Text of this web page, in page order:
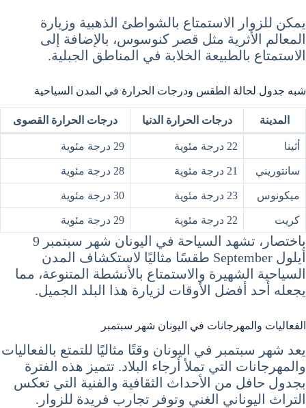
يمكن للزوار الاستمتاع بالشواطئ الذهبية وزيارة
المعالم الأثرية مثل قصر كنوسوس، بالإضافة إلى
الاستمتاع بالطبيعة الخلابة في المناطق الجبلية.
شبه جدول لحالة الطقس ودرجات الحرارة في المدن السياحية
المدينة درجات الحرارة الدنيا درجات الحرارة القصوى
أثينا 22 درجة مئوية 29 درجة مئوية
سانتوريني 21 درجة مئوية 28 درجة مئوية
ميكونوس 23 درجة مئوية 30 درجة مئوية
كريت 22 درجة مئوية 29 درجة مئوية
باختصار، تشهد السياحة في اليونان شهر سبتمبر 9
أيلول September طقسًا مثاليًا لاستكشاف المدن
السياحية الشهيرة والاستمتاع بالأنشطة المتنوعة، مما
يجعله أحد أفضل الأوقات لزيارة هذا البلد الجميل.
الفعاليات والمهرجانات في اليونان شهر سبتمبر
يعد شهر سبتمبر في اليونان وقتًا مثاليًا للتمتع بالفعاليات
والمهرجانات التي تملأ أرجاء البلاد. تتميز هذه الفترة
بجدول حافل من الأحداث الثقافية والفنية التي تعكس
التراث اليوناني الغني وتوفر تجارب فريدة للزوار.